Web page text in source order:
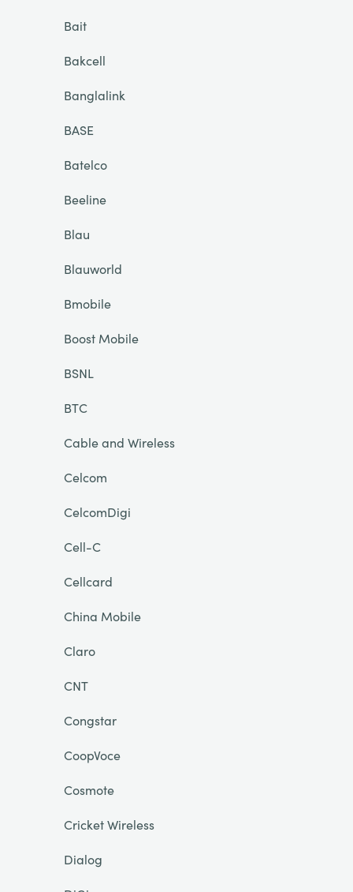
Bait
Bakcell
Banglalink
BASE
Batelco
Beeline
Blau
Blauworld
Bmobile
Boost Mobile
BSNL
BTC
Cable and Wireless
Celcom
CelcomDigi
Cell-C
Cellcard
China Mobile
Claro
CNT
Congstar
CoopVoce
Cosmote
Cricket Wireless
Dialog